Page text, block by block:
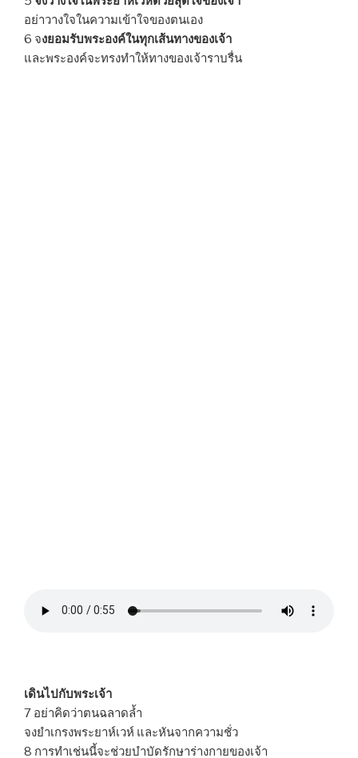
อย่าวางใจในความเข้าใจของตนเอง
6 จงยอมรับพระองค์ในทุกเส้นทางของเจ้า
และพระองค์จะทรงทำให้ทางของเจ้าราบรื่น
เดินไปกับพระเจ้า
7 อย่าคิดว่าตนฉลาดล้ำ
จงยำเกรงพระยาห์เวห์ และหันจากความชั่ว
8 การทำเช่นนี้จะช่วยบำบัดรักษาร่างกายของเจ้า